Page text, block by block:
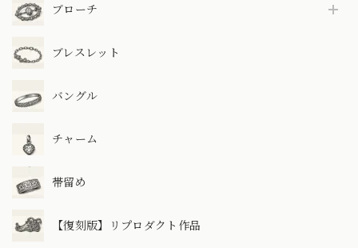
ブローチ
ブレスレット
バングル
チャーム
帯留め
【復刻版】リプロダクト作品